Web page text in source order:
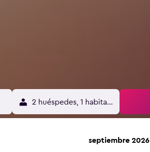
2 huéspedes, 1 habitación
septiembre 2026